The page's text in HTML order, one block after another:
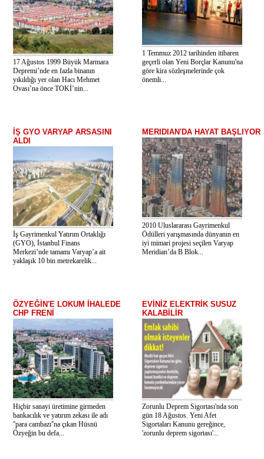
17 Ağustos 1999 Büyük Marmara
Depremi’nde en fazla binanın
yıkıldığı yer olan Hacı Mehmet
Ovası’na önce TOKİ’nin...
1 Temmuz 2012 tarihinden itibaren
geçerli olan Yeni Borçlar Kanunu'na
göre kira sözleşmelerinde çok
önemli...
İŞ GYO VARYAP ARSASINI
ALDI
İş Gayrimenkul Yatırım Ortaklığı
(GYO), İstanbul Finans
Merkezi’nde tamamı Varyap’a ait
yaklaşık 10 bin metrekarelik...
MERIDIAN'DA HAYAT BAŞLIYOR
2010 Uluslararası Gayrimenkul
Ödülleri yarışmasında dünyanın en
iyi mimari projesi seçilen Varyap
Meridian’da B Blok...
ÖZYEĞİN'E LOKUM İHALEDE
CHP FRENİ
Hiçbir sanayi üretimine girmeden
bankacılık ve yatırım zekası ile adı
''para cambazı''na çıkan Hüsnü
Özyeğin bu defa...
EVİNİZ ELEKTRİK SUSUZ
KALABİLİR
Zorunlu Deprem Sigortası'nda son
gün 18 Ağustos. Yeni Afet
Sigortaları Kanunu gereğince,
'zorunlu deprem sigortası'...